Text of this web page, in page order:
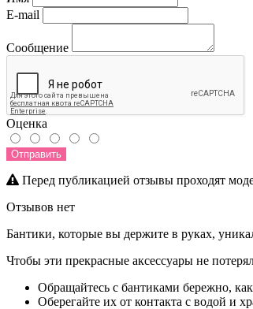
E-mail
Сообщение
Оценка
Отправить
Перед публикацией отзывы проходят
Отзывов нет
Бантики, которые вы держите в руках,
Чтобы эти прекрасные аксессуары не
Обращайтесь с бантиками бережно,
Оберегайте их от контакта с водой и